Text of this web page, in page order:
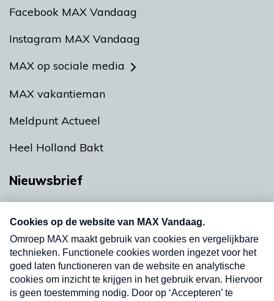
Facebook MAX Vandaag
Instagram MAX Vandaag
MAX op sociale media
MAX vakantieman
Meldpunt Actueel
Heel Holland Bakt
Nieuwsbrief
Neem hier een gratis abonnement op onze
nieuwsbrief. Elke vrijdag- en dinsdagochtend in
uw mailbox.
Verzend